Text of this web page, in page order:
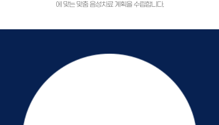
에 맞는 맞춤 음성치료 계획을 수립합니다.